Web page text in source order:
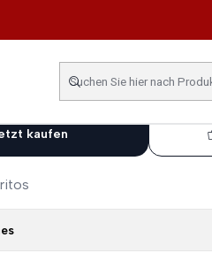
60 AMP
kaufen